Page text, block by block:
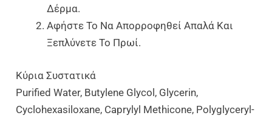
Δέρμα.
Αφήστε Το Να Απορροφηθεί Απαλά Και
Ξεπλύνετε Το Πρωί.
Κύρια Συστατικά
Purified Water, Butylene Glycol, Glycerin,
Cyclohexasiloxane, Caprylyl Methicone, Polyglyceryl-